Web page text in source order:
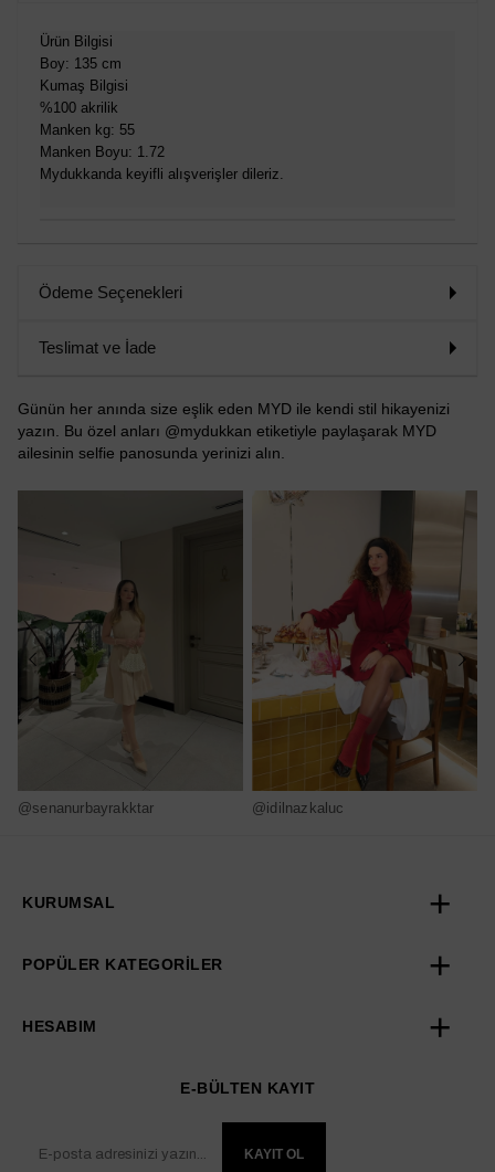
Ürün Bilgisi
Boy: 135 cm
Kumaş Bilgisi
%100 akrilik
Manken kg: 55
Manken Boyu: 1.72
Mydukkanda keyifli alışverişler dileriz.
Ödeme Seçenekleri
Teslimat ve İade
Günün her anında size eşlik eden MYD ile kendi stil hikayenizi
yazın. Bu özel anları @mydukkan etiketiyle paylaşarak MYD
ailesinin selfie panosunda yerinizi alın.
@senanurbayrakktar @idilnazkaluc
KURUMSAL
POPÜLER KATEGORİLER
HESABIM
E-BÜLTEN KAYIT
KAYIT OL